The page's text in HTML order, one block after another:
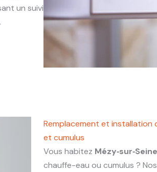
un suivi
Remplacement et installation
et cumulus
Vous habitez
chauffe-eau ou cumulus ?